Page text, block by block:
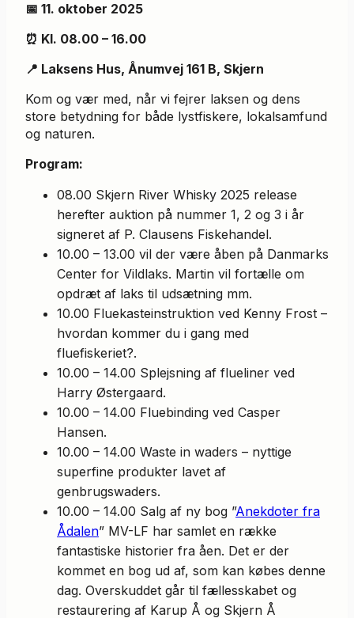
📅 11. oktober 2025
⏰ Kl. 08.00 – 16.00
📍 Laksens Hus, Ånumvej 161 B, Skjern
Kom og vær med, når vi fejrer laksen og dens
store betydning for både lystfiskere, lokalsamfund
og naturen.
Program:
08.00 Skjern River Whisky 2025 release
herefter auktion på nummer 1, 2 og 3 i år
signeret af P. Clausens Fiskehandel.
10.00 – 13.00 vil der være åben på Danmarks
Center for Vildlaks. Martin vil fortælle om
opdræt af laks til udsætning mm.
10.00 Fluekasteinstruktion ved Kenny Frost –
hvordan kommer du i gang med
fluefiskeriet?.
10.00 – 14.00 Splejsning af flueliner ved
Harry Østergaard.
10.00 – 14.00 Fluebinding ved Casper
Hansen.
10.00 – 14.00 Waste in waders – nyttige
superfine produkter lavet af
genbrugswaders.
10.00 – 14.00 Salg af ny bog ”Anekdoter fra
Ådalen” MV-LF har samlet en række
fantastiske historier fra åen. Det er der
kommet en bog ud af, som kan købes denne
dag. Overskuddet går til fællesskabet og
restaurering af Karup Å og Skjern Å